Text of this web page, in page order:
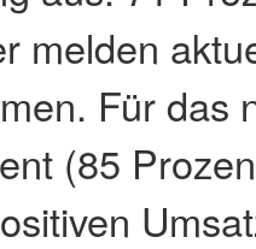
melden
Für das
(85